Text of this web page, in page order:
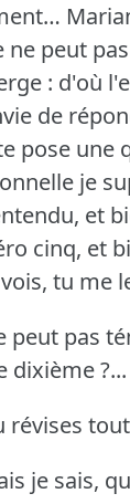
ne peut
: d'où
de
pose une
je
et
cinq, et
tu me
peut pas
dixième ?...
révises
je sais,